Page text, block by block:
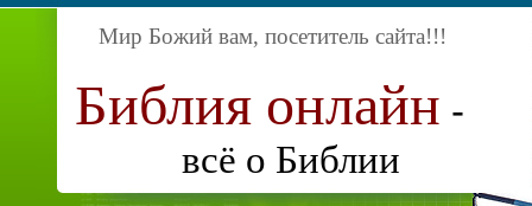
Мир Божий вам, посетитель сайта!!!
Библия онлайн -
всё о Библии